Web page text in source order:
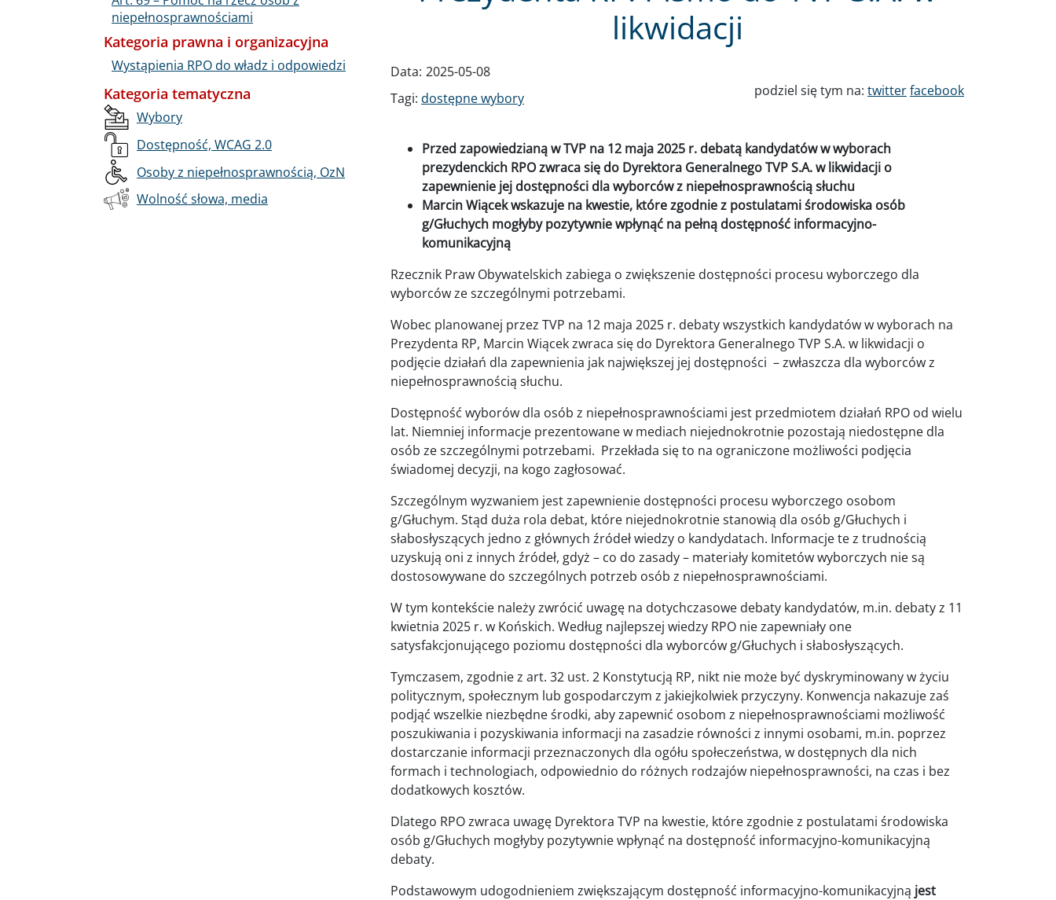
likwidacji
Data: 2025-05-08
podziel się tym na: twitterfacebook
Tagi: dostępne wybory
Przed zapowiedzianą w TVP na 12 maja 2025 r. debatą kandydatów w wyborach
prezydenckich RPO zwraca się do Dyrektora Generalnego TVP S.A. w likwidacji o
zapewnienie jej dostępności dla wyborców z niepełnosprawnością słuchu
Marcin Wiącek wskazuje na kwestie, które zgodnie z postulatami środowiska osób
g/Głuchych mogłyby pozytywnie wpłynąć na pełną dostępność informacyjno-
komunikacyjną
Rzecznik Praw Obywatelskich zabiega o zwiększenie dostępności procesu wyborczego dla
wyborców ze szczególnymi potrzebami.
Wobec planowanej przez TVP na 12 maja 2025 r. debaty wszystkich kandydatów w wyborach na
Prezydenta RP, Marcin Wiącek zwraca się do Dyrektora Generalnego TVP S.A. w likwidacji o
podjęcie działań dla zapewnienia jak największej jej dostępności – zwłaszcza dla wyborców z
niepełnosprawnością słuchu.
Dostępność wyborów dla osób z niepełnosprawnościami jest przedmiotem działań RPO od wielu
lat. Niemniej informacje prezentowane w mediach niejednokrotnie pozostają niedostępne dla
osób ze szczególnymi potrzebami. Przekłada się to na ograniczone możliwości podjęcia
świadomej decyzji, na kogo zagłosować.
Szczególnym wyzwaniem jest zapewnienie dostępności procesu wyborczego osobom
g/Głuchym. Stąd duża rola debat, które niejednokrotnie stanowią dla osób g/Głuchych i
słabosłyszących jedno z głównych źródeł wiedzy o kandydatach. Informacje te z trudnością
uzyskują oni z innych źródeł, gdyż – co do zasady – materiały komitetów wyborczych nie są
dostosowywane do szczególnych potrzeb osób z niepełnosprawnościami.
W tym kontekście należy zwrócić uwagę na dotychczasowe debaty kandydatów, m.in. debaty z 11
kwietnia 2025 r. w Końskich. Według najlepszej wiedzy RPO nie zapewniały one
satysfakcjonującego poziomu dostępności dla wyborców g/Głuchych i słabosłyszących.
Tymczasem, zgodnie z art. 32 ust. 2 Konstytucją RP, nikt nie może być dyskryminowany w życiu
politycznym, społecznym lub gospodarczym z jakiejkolwiek przyczyny. Konwencja nakazuje zaś
podjąć wszelkie niezbędne środki, aby zapewnić osobom z niepełnosprawnościami możliwość
poszukiwania i pozyskiwania informacji na zasadzie równości z innymi osobami, m.in. poprzez
dostarczanie informacji przeznaczonych dla ogółu społeczeństwa, w dostępnych dla nich
formach i technologiach, odpowiednio do różnych rodzajów niepełnosprawności, na czas i bez
dodatkowych kosztów.
Dlatego RPO zwraca uwagę Dyrektora TVP na kwestie, które zgodnie z postulatami środowiska
osób g/Głuchych mogłyby pozytywnie wpłynąć na dostępność informacyjno-komunikacyjną
debaty.
Podstawowym udogodnieniem zwiększającym dostępność informacyjno-komunikacyjną jest
niepełnosprawnościami
Kategoria prawna i organizacyjna
Wystąpienia RPO do władz i odpowiedzi
Kategoria tematyczna
Wybory
Dostępność, WCAG 2.0
Osoby z niepełnosprawnością, OzN
Wolność słowa, media